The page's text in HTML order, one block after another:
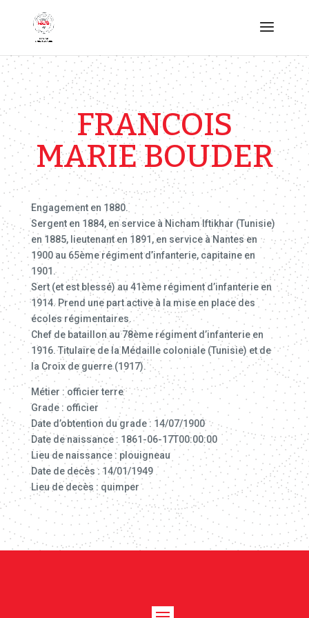
FRANCOIS
MARIE BOUDER
Engagement en 1880.
Sergent en 1884, en service à Nicham Iftikhar (Tunisie)
en 1885, lieutenant en 1891, en service à Nantes en
1900 au 65ème régiment d’infanterie, capitaine en
1901.
Sert (et est blessé) au 41ème régiment d’infanterie en
1914. Prend une part active à la mise en place des
écoles régimentaires.
Chef de bataillon au 78ème régiment d’infanterie en
1916. Titulaire de la Médaille coloniale (Tunisie) et de
la Croix de guerre (1917).
Métier : officier terre
Grade : officier
Date d’obtention du grade : 14/07/1900
Date de naissance : 1861-06-17T00:00:00
Lieu de naissance : plouigneau
Date de decès : 14/01/1949
Lieu de decès : quimper